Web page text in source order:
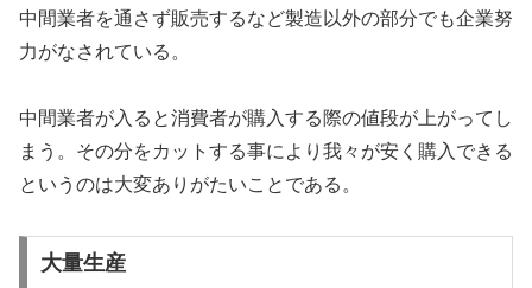
中間業者を通さず販売するなど製造以外の部分でも企業努
力がなされている。
中間業者が入ると消費者が購入する際の値段が上がってし
まう。その分をカットする事により我々が安く購入できる
というのは大変ありがたいことである。
大量生産